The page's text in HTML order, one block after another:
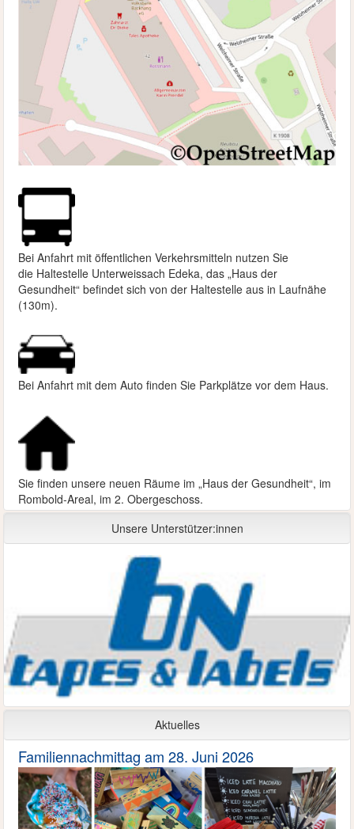
Bei Anfahrt mit öffentlichen Verkehrsmitteln nutzen Sie
die Haltestelle Unterweissach Edeka, das „Haus der
Gesundheit“ befindet sich von der Haltestelle aus in Laufnähe
(130m).
Bei Anfahrt mit dem Auto finden Sie Parkplätze vor dem Haus.
Sie finden unsere neuen Räume im „Haus der Gesundheit“, im
Rombold-Areal, im 2. Obergeschoss.
Unsere Unterstützer:innen
Aktuelles
Familiennachmittag am 28. Juni 2026